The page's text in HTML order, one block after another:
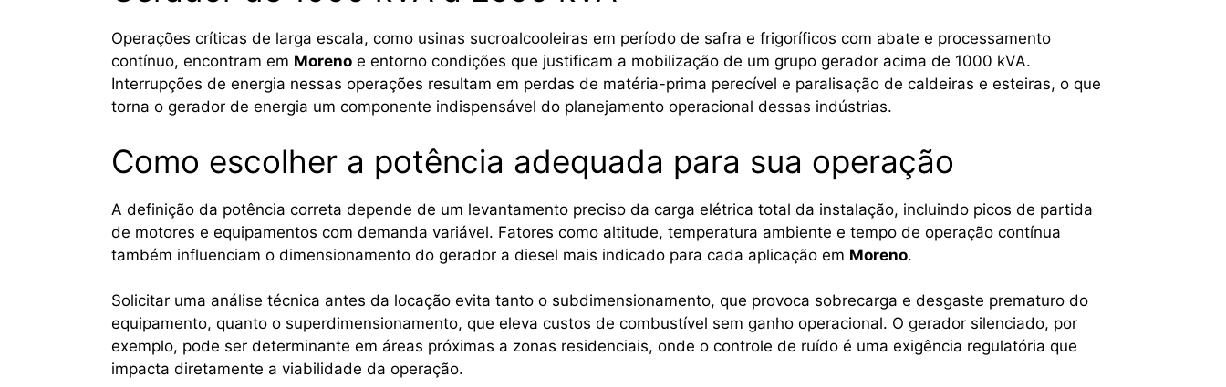
Operações críticas de larga escala, como usinas sucroalcooleiras em período de safra e frigoríficos com abate e processamento
contínuo, encontram em Moreno e entorno condições que justificam a mobilização de um grupo gerador acima de 1000 kVA.
Interrupções de energia nessas operações resultam em perdas de matéria-prima perecível e paralisação de caldeiras e esteiras, o que
torna o gerador de energia um componente indispensável do planejamento operacional dessas indústrias.
Como escolher a potência adequada para sua operação
A definição da potência correta depende de um levantamento preciso da carga elétrica total da instalação, incluindo picos de partida
de motores e equipamentos com demanda variável. Fatores como altitude, temperatura ambiente e tempo de operação contínua
também influenciam o dimensionamento do gerador a diesel mais indicado para cada aplicação em Moreno.
Solicitar uma análise técnica antes da locação evita tanto o subdimensionamento, que provoca sobrecarga e desgaste prematuro do
equipamento, quanto o superdimensionamento, que eleva custos de combustível sem ganho operacional. O gerador silenciado, por
exemplo, pode ser determinante em áreas próximas a zonas residenciais, onde o controle de ruído é uma exigência regulatória que
impacta diretamente a viabilidade da operação.